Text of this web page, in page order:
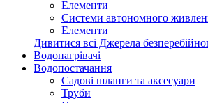
Елементи
Системи автономного
Елементи
Дивитися всі Джерела
Водонагрівачі
Водопостачання
Садові шланги та аксесуари
Труби